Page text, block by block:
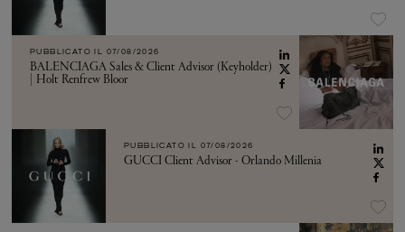
PUBBLICATO IL 07/08/2026
BALENCIAGA Sales & Client Advisor (Keyholder)
| Holt Renfrew Bloor
PUBBLICATO IL 07/08/2026
GUCCI Client Advisor - Orlando Millenia